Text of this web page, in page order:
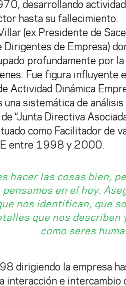
desarrollando
hasta su fallecimiento.
(ex Presidente de
Dirigentes de Empresa)
profundamente por
Fue figura influyente
Actividad Dinámica
sistemática de
“Junta Directiva
como Facilitador de
entre 1998 y 2000.
hacer las cosas bien,
pensamos en el hoy.
nos identifican, que
que nos describen
como seres
dirigiendo la empresa
interacción e